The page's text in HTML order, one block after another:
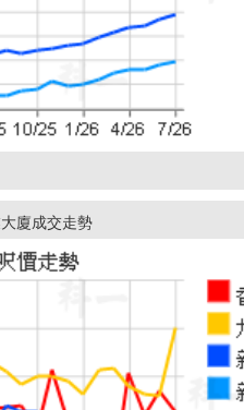
廈成交走勢